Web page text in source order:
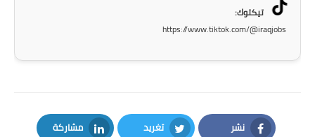
نتائج القبول المركزي
تيكتوك:
https://www.tiktok.com/@iraqjobs
نشر تغريد مشاركة